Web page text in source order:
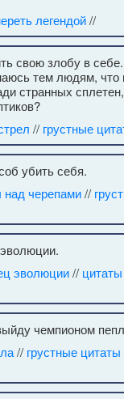
легендой//
свою злобу в
тем людям,
странных
// грустные
убить себя.
черепами//
эволюции//
чемпионом
// грустные цитаты